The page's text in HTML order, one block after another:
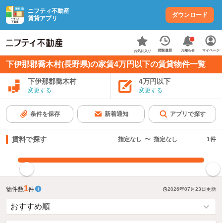
ニフティ不動産
賃貸アプリ
ダウンロード
お気に入り 閲覧履歴 お知らせ マイページ
下伊那郡喬木村(長野県)の家賃4万円以下の賃貸物件一覧
下伊那郡喬木村
変更する
4万円以下
変更する
条件を保存 新着通知 アプリで探す
賃料で探す 指定なし 〜 指定なし 1件
物件数1件 2026年07月23日更新